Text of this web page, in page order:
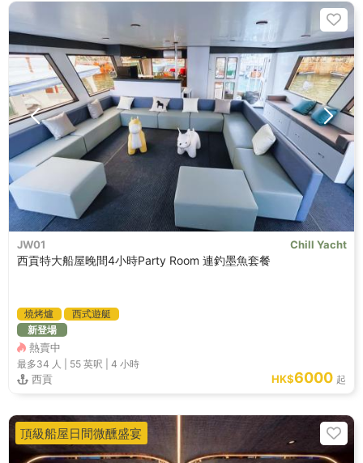
JW01 Chill Yacht
西貢特大船屋晚間4小時Party Room 連釣墨魚套餐
燒烤爐
西式遊艇
新登場
熱賣中
最多34 人 | 55 英呎 4 小時
西貢 HK$6000 起
頂級船屋日間微醺盛宴